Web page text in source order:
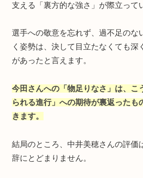
支える「裏方的な強さ」が際立って
選手への敬意を忘れず、過不足のな
く姿勢は、決して目立たなくても深
があったと言えます。
今田さんへの「物足りなさ」は、こ
られる進行」への期待が裏返ったも
きます。
結局のところ、中井美穂さんの評価
辞にとどまりません。